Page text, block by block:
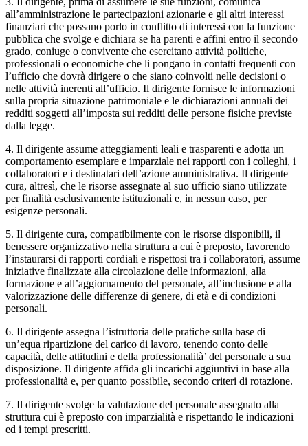
all’amministrazione le partecipazioni azionarie e gli altri interessi
finanziari che possano porlo in conflitto di interessi con la funzione
pubblica che svolge e dichiara se ha parenti e affini entro il secondo
grado, coniuge o convivente che esercitano attività politiche,
professionali o economiche che li pongano in contatti frequenti con
l’ufficio che dovrà dirigere o che siano coinvolti nelle decisioni o
nelle attività inerenti all’ufficio. Il dirigente fornisce le informazioni
sulla propria situazione patrimoniale e le dichiarazioni annuali dei
redditi soggetti all’imposta sui redditi delle persone fisiche previste
dalla legge.
4. Il dirigente assume atteggiamenti leali e trasparenti e adotta un
comportamento esemplare e imparziale nei rapporti con i colleghi, i
collaboratori e i destinatari dell’azione amministrativa. Il dirigente
cura, altresì, che le risorse assegnate al suo ufficio siano utilizzate
per finalità esclusivamente istituzionali e, in nessun caso, per
esigenze personali.
5. Il dirigente cura, compatibilmente con le risorse disponibili, il
benessere organizzativo nella struttura a cui è preposto, favorendo
l’instaurarsi di rapporti cordiali e rispettosi tra i collaboratori, assume
iniziative finalizzate alla circolazione delle informazioni, alla
formazione e all’aggiornamento del personale, all’inclusione e alla
valorizzazione delle differenze di genere, di età e di condizioni
personali.
6. Il dirigente assegna l’istruttoria delle pratiche sulla base di
un’equa ripartizione del carico di lavoro, tenendo conto delle
capacità, delle attitudini e della professionalità’ del personale a sua
disposizione. Il dirigente affida gli incarichi aggiuntivi in base alla
professionalità e, per quanto possibile, secondo criteri di rotazione.
7. Il dirigente svolge la valutazione del personale assegnato alla
struttura cui è preposto con imparzialità e rispettando le indicazioni
ed i tempi prescritti.